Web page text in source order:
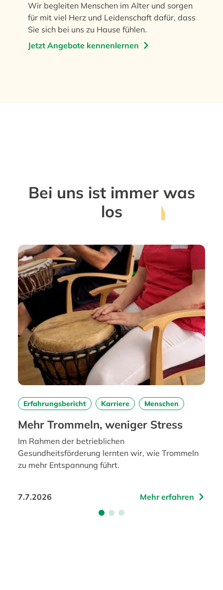
Wir begleiten Menschen im Alter und sorgen
für mit viel Herz und Leidenschaft dafür, dass
Sie sich bei uns zu Hause fühlen.
Jetzt Angebote kennenlernen
Bei uns ist immer was
los
Erfahrungsbericht Karriere Menschen
Mehr Trommeln, weniger Stress
Im Rahmen der betrieblichen
Gesundheitsförderung lernten wir, wie Trommeln
zu mehr Entspannung führt.
7.7.2026 Mehr erfahren